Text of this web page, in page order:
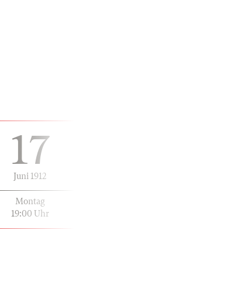
17
Juni 1912
Montag
19:00 Uhr